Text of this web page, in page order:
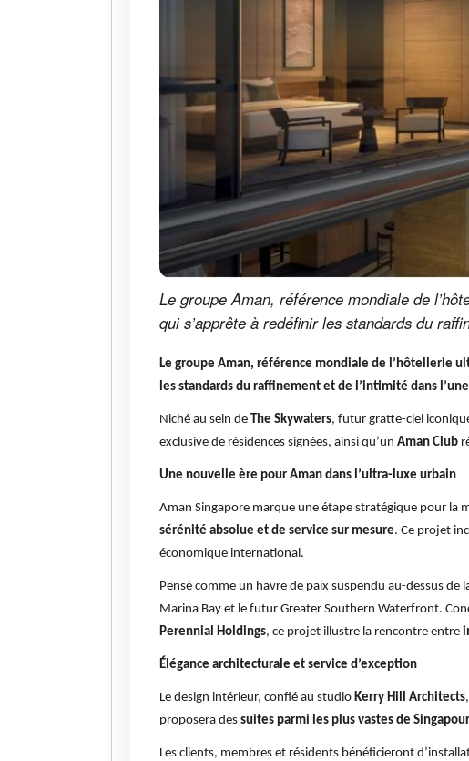
Le groupe Aman, référence mondiale de
qui s’apprête à redéfinir les standards du
Le groupe Aman, référence mondiale de l’hôtellerie
les standards du raffinement et de l’intimité dans
Niché au sein de The Skywaters, futur gratte-ciel
exclusive de résidences signées, ainsi qu’un Aman Club
Une nouvelle ère pour Aman dans l’ultra-luxe urbain
Aman Singapore marque une étape stratégique pour la
sérénité absolue et de service sur mesure. Ce projet
économique international.
Pensé comme un havre de paix suspendu au-dessus de
Marina Bay et le futur Greater Southern Waterfront.
Perennial Holdings, ce projet illustre la rencontre entre
Élégance architecturale et service d’exception
Le design intérieur, confié au studio Kerry Hill Architects
proposera des suites parmi les plus vastes de Singapour
Les clients, membres et résidents bénéficieront